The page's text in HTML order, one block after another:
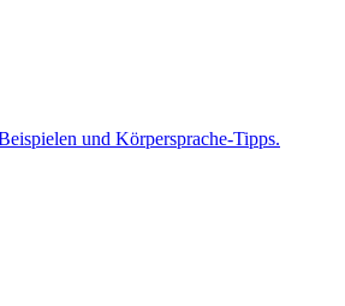
und Körpersprache-Tipps.